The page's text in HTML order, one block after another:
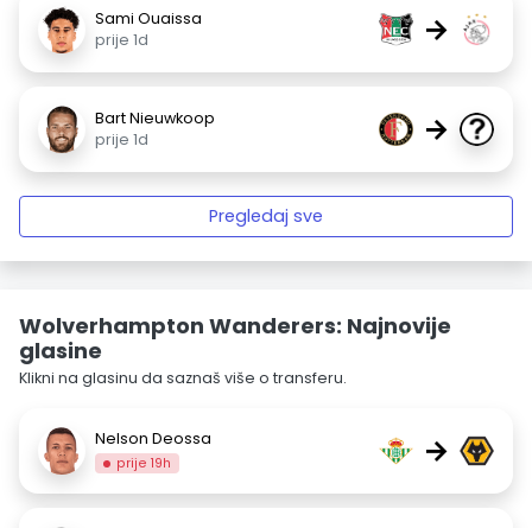
Sami Ouaissa
prije 1d
→
Bart Nieuwkoop
prije 1d
→
Pregledaj sve
Wolverhampton Wanderers: Najnovije
glasine
Klikni na glasinu da saznaš više o transferu.
Nelson Deossa
prije 19h →